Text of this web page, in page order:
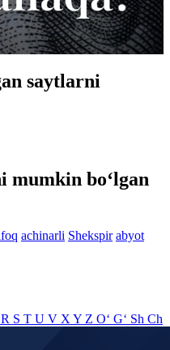
saytlarni
mumkin bo‘lgan
achinarli Shekspir abyot
R S T U V X Y Z O‘ G‘ Sh Ch